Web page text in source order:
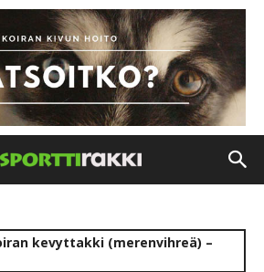
kevyttakki (merenvihreä) –